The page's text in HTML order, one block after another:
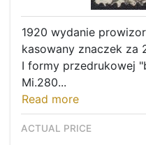
1920 wydanie
kasowany znaczek za
I formy przedrukowej
Mi.280...
Read more